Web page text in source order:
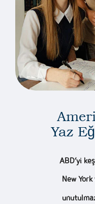
Yaz
ABD’yi
New